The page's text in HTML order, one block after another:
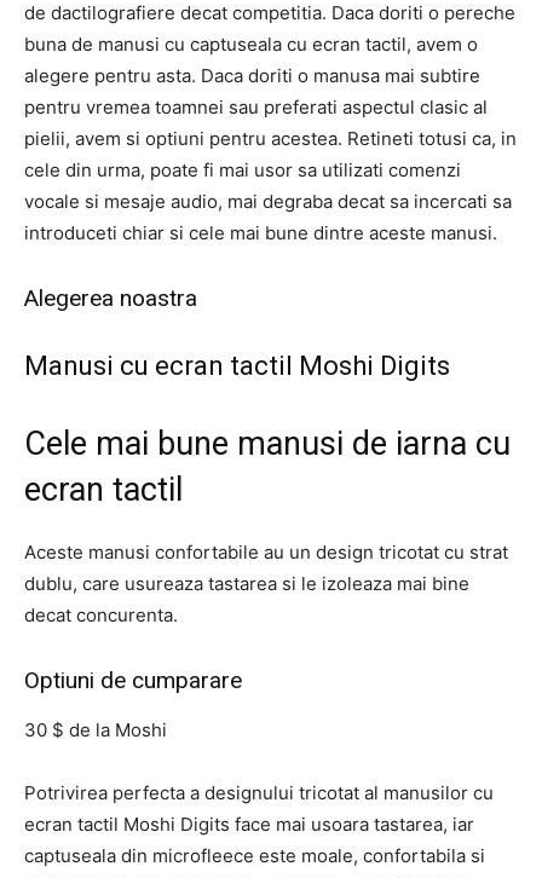
de dactilografiere decat competitia. Daca doriti o pereche
buna de manusi cu captuseala cu ecran tactil, avem o
alegere pentru asta. Daca doriti o manusa mai subtire
pentru vremea toamnei sau preferati aspectul clasic al
pielii, avem si optiuni pentru acestea. Retineti totusi ca, in
cele din urma, poate fi mai usor sa utilizati comenzi
vocale si mesaje audio, mai degraba decat sa incercati sa
introduceti chiar si cele mai bune dintre aceste manusi.
Alegerea noastra
Manusi cu ecran tactil Moshi Digits
Cele mai bune manusi de iarna cu
ecran tactil
Aceste manusi confortabile au un design tricotat cu strat
dublu, care usureaza tastarea si le izoleaza mai bine
decat concurenta.
Optiuni de cumparare
30 $ de la Moshi
Potrivirea perfecta a designului tricotat al manusilor cu
ecran tactil Moshi Digits face mai usoara tastarea, iar
captuseala din microfleece este moale, confortabila si